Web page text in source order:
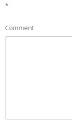
*
Comment